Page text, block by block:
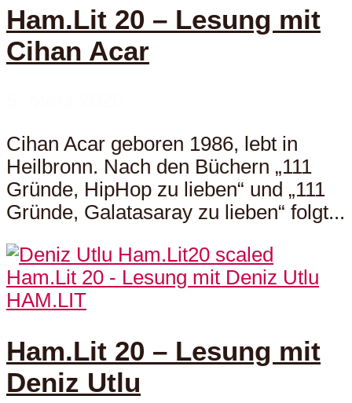
Ham.Lit 20 – Lesung mit
Cihan Acar
Cihan Acar geboren 1986, lebt in
Heilbronn. Nach den Büchern „111
Gründe, HipHop zu lieben“ und „111
Gründe, Galatasaray zu lieben“ folgt...
HAM.LIT
Ham.Lit 20 – Lesung mit
Deniz Utlu